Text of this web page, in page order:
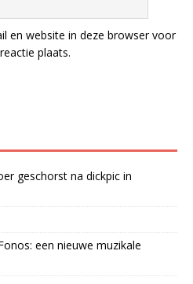
en website in deze browser voor
plaats.
geschorst na dickpic in
een nieuwe muzikale